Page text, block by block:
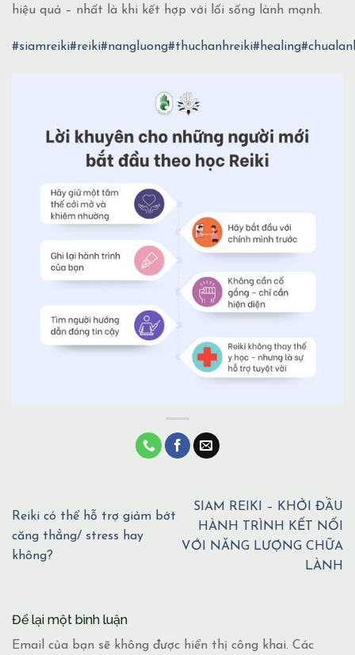
hiệu quả – nhất là khi kết hợp với lối sống lành mạnh.
#siamreiki#reiki#nangluong#thuchanhreiki#healing
Reiki có thể hỗ trợ giảm bớt
căng thẳng/ stress hay
không?
SIAM REIKI – KHỞI ĐẦU
HÀNH TRÌNH KẾT NỐI
VỚI NĂNG LƯỢNG CHỮA
LÀNH
Để lại một bình luận
Email của bạn sẽ không được hiển thị công khai. Các